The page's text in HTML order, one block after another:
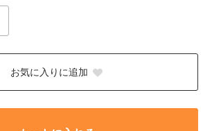
お気に入りに追加